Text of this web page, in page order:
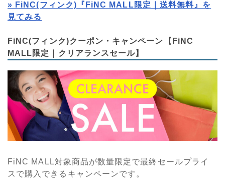
» FiNC(フィンク)『FiNC MALL限定｜送料無料』を
見てみる
FiNC(フィンク)クーポン・キャンペーン【FiNC
MALL限定｜クリアランスセール】
FiNC MALL対象商品が数量限定で最終セールプライ
スで購入できるキャンペーンです。